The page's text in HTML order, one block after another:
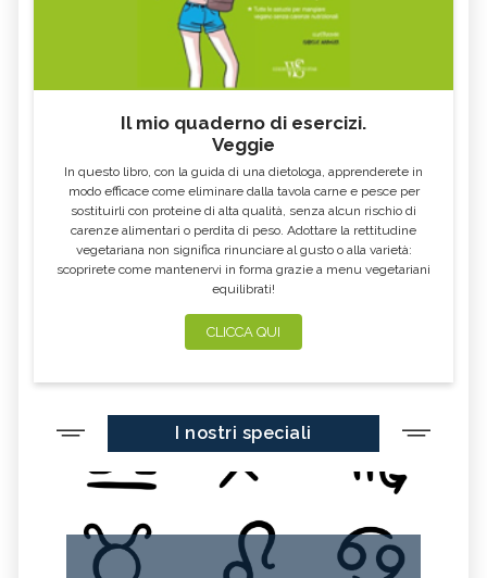
Il mio quaderno di esercizi.
Veggie
In questo libro, con la guida di una dietologa, apprenderete in
modo efficace come eliminare dalla tavola carne e pesce per
sostituirli con proteine di alta qualità, senza alcun rischio di
carenze alimentari o perdita di peso. Adottare la rettitudine
vegetariana non significa rinunciare al gusto o alla varietà:
scoprirete come mantenervi in forma grazie a menu vegetariani
equilibrati!
CLICCA QUI
I nostri speciali